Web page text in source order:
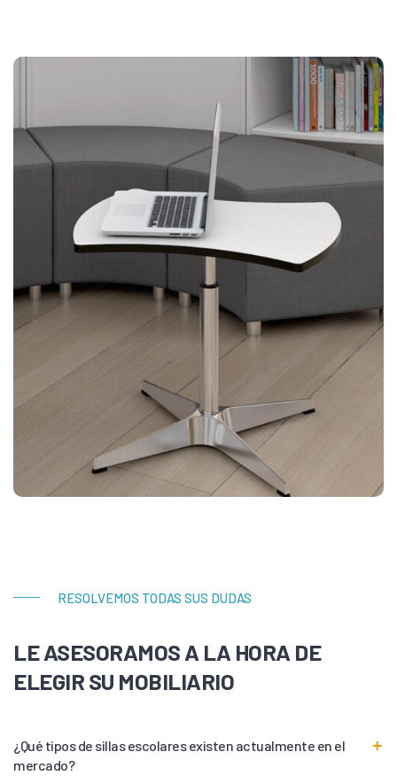
RESOLVEMOS TODAS SUS DUDAS
LE ASESORAMOS A LA HORA DE
ELEGIR SU MOBILIARIO
¿Qué tipos de sillas escolares existen actualmente en el
mercado?